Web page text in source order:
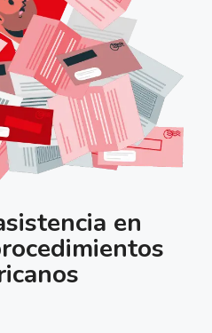
en